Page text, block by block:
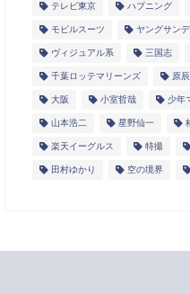
テレビ東京 ハプニング
モビルスーツ ヤングサン
ヴィジュアル系 三国志
千葉ロッテマリーンズ 原
大阪 小室哲哉 少年
山本浩二 星野仙一
楽天イーグルス 特撮
田村ゆかり 空の境界